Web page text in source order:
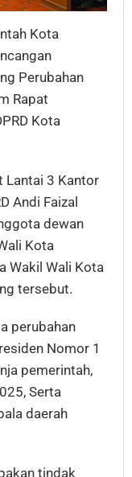
Kota
Perubahan
Rapat
Kota
Lantai 3 Kantor
Andi Faizal
dewan
Kota
Wakil Wali Kota
tersebut.
perubahan
Nomor 1
pemerintah,
Serta
daerah
tindak